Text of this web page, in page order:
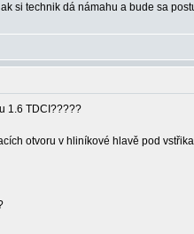
si technik dá námahu a bude sa
1.6 TDCI?????
otvoru v hliníkové hlavě pod